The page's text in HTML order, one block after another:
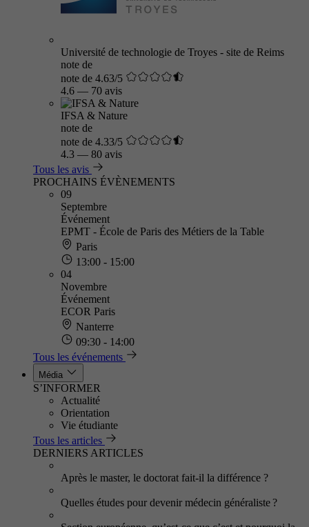
Université de technologie de Troyes - site de Reims
note de
note de 4.63/5
4.6 — 70 avis
IFSA & Nature
note de
note de 4.33/5
4.3 — 80 avis
Tous les avis
PROCHAINS ÉVÈNEMENTS
09
Septembre
Événement
EPMT - École de Paris des Métiers de la Table
Paris
13:00 - 15:00
04
Novembre
Événement
ECOR Paris
Nanterre
09:30 - 14:00
Tous les événements
Média
S’INFORMER
Actualité
Orientation
Vie étudiante
Tous les articles
DERNIERS ARTICLES
Après le master, le doctorat fait-il la différence ?
Quelles études pour devenir médecin généraliste ?